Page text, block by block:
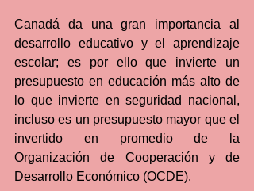
Canadá da una gran importancia al
desarrollo educativo y el aprendizaje
escolar; es por ello que invierte un
presupuesto en educación más alto de
lo que invierte en seguridad nacional,
incluso es un presupuesto mayor que el
invertido en promedio de la
Organización de Cooperación y de
Desarrollo Económico (OCDE).